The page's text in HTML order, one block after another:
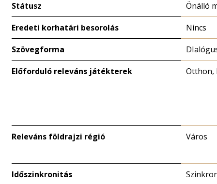
Státusz Önálló
Eredeti korhatári besorolás Nincs
Szövegforma
Előforduló releváns játékterek Otthon,
Releváns földrajzi régió Város
Időszinkronitás